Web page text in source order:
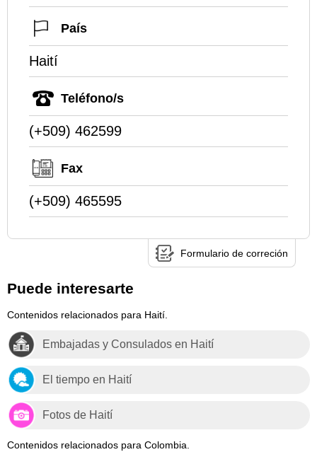
País
Haití
Teléfono/s
(+509) 462599
Fax
(+509) 465595
Formulario de correción
Puede interesarte
Contenidos relacionados para Haití.
Embajadas y Consulados en Haití
El tiempo en Haití
Fotos de Haití
Contenidos relacionados para Colombia.